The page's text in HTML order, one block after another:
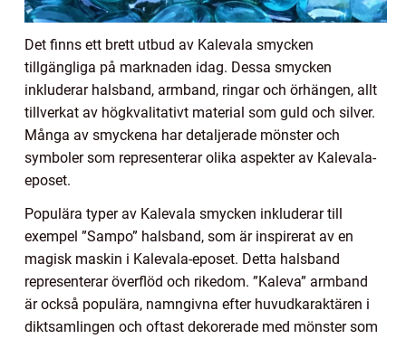
Det finns ett brett utbud av Kalevala smycken
tillgängliga på marknaden idag. Dessa smycken
inkluderar halsband, armband, ringar och örhängen, allt
tillverkat av högkvalitativt material som guld och silver.
Många av smyckena har detaljerade mönster och
symboler som representerar olika aspekter av Kalevala-
eposet.
Populära typer av Kalevala smycken inkluderar till
exempel ”Sampo” halsband, som är inspirerat av en
magisk maskin i Kalevala-eposet. Detta halsband
representerar överflöd och rikedom. ”Kaleva” armband
är också populära, namngivna efter huvudkaraktären i
diktsamlingen och oftast dekorerade med mönster som